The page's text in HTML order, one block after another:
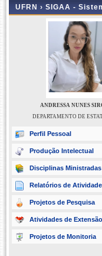
UFRN › SIGAA -
ANDRESSA NUNES
DEPARTAMENTO DE
Perfil Pessoal
Produção Intelectual
Disciplinas Ministradas
Relatórios de
Projetos de Pesquisa
Atividades de Extensão
Projetos de Monitoria